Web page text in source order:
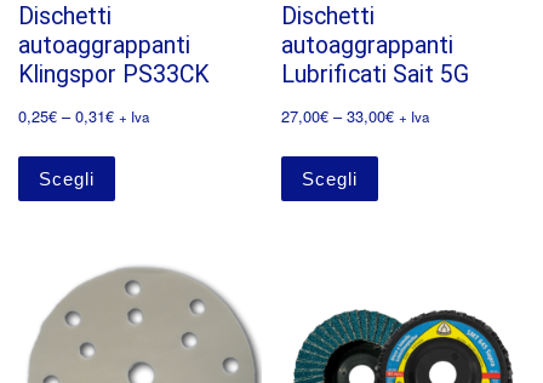
Dischetti
autoaggrappanti
Klingspor PS33CK
0,25€ –0,31€ + Iva
Scegli
Dischetti
autoaggrappanti
Lubrificati Sait 5G
27,00€ –33,00€ + Iva
Scegli